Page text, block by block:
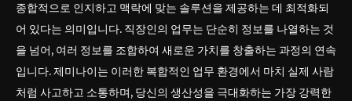
종합적으로 인지하고 맥락에 맞는 솔루션을 제공하는 데 최적화되
어 있다는 의미입니다. 직장인의 업무는 단순히 정보를 나열하는 것
을 넘어, 여러 정보를 조합하여 새로운 가치를 창출하는 과정의 연속
입니다. 제미나이는 이러한 복합적인 업무 환경에서 마치 실제 사람
처럼 사고하고 소통하며, 당신의 생산성을 극대화하는 가장 강력한